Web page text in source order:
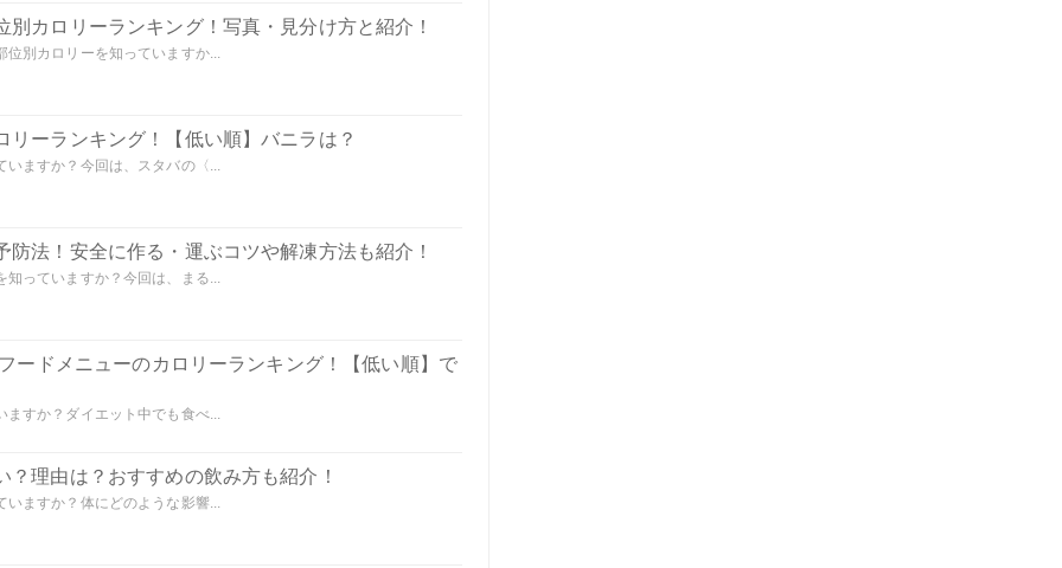
カロリーランキング！写真・見分け方と紹介！
別カロリーを知っていますか...
リーランキング！【低い順】バニラは？
ますか？今回は、スタバの〈...
法！安全に作る・運ぶコツや解凍方法も紹介！
っていますか？今回は、まる...
ードメニューのカロリーランキング！【低い順】で
すか？ダイエット中でも食べ...
理由は？おすすめの飲み方も紹介！
ますか？体にどのような影響...